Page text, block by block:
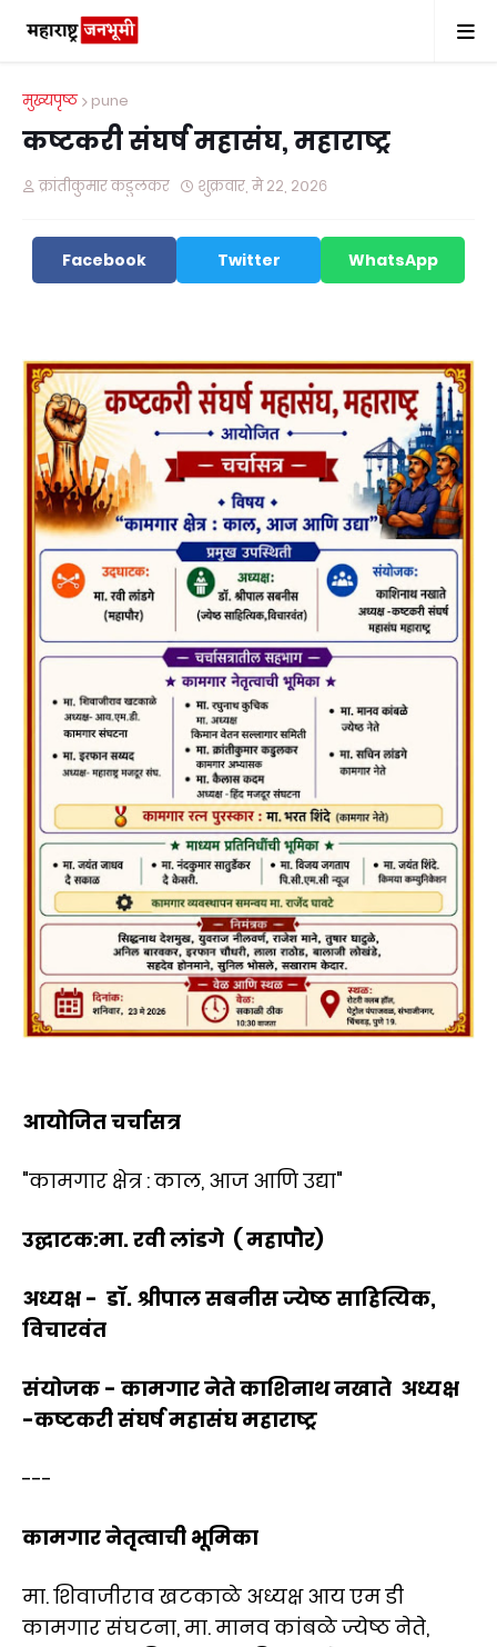
मुख्यपृष्ठ pune
कष्टकरी संघर्ष महासंघ, महाराष्ट्र
क्रांतीकुमार कडुलकर शुक्रवार, मे २२, २०२६
Facebook Twitter WhatsApp
आयोजित चर्चासत्र
"कामगार क्षेत्र : काल, आज आणि उद्या"
उद्घाटक:मा. रवी लांडगे ( महापौर)
अध्यक्ष - डॉ. श्रीपाल सबनीस ज्येष्ठ साहित्यिक,
विचारवंत
संयोजक - कामगार नेते काशिनाथ नखाते अध्यक्ष
-कष्टकरी संघर्ष महासंघ महाराष्ट्र
---
कामगार नेतृत्वाची भूमिका
मा. शिवाजीराव खटकाळे अध्यक्ष आय एम डी
कामगार संघटना, मा. मानव कांबळे ज्येष्ठ नेते,